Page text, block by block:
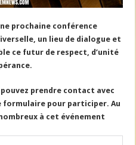
prochaine conférence
un lieu de dialogue et
ce futur de respect, d’unité
prendre contact avec
formulaire pour participer. Au
à cet événement